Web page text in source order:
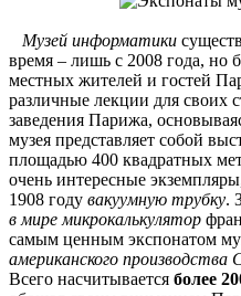
Музей информатики
время – лишь с 2008 года, но
местных жителей и гостей
различные лекции для своих
заведения Парижа,
музея представляет собой
площадью 400 квадратных
очень интересные
1908 году вакуумную трубку.
в мире микрокалькулятор
самым ценным экспонатом
американского производства
Всего насчитывается более